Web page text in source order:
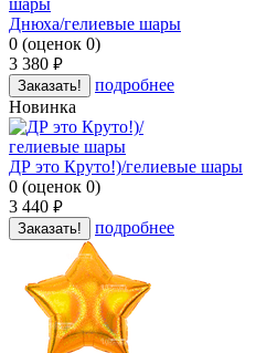
Днюха/гелиевые шары
0 (оценок 0)
3 380 руб.
Заказать!
подробнее
Новинка
ДР это Круто!)/гелиевые шары
0 (оценок 0)
3 440 руб.
Заказать! подробнее